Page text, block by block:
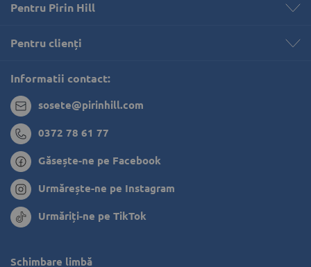
Pentru Pirin Hill
Pentru clienți
Informatii contact:
sosete@pirinhill.com
0372 78 61 77
Găsește-ne pe Facebook
Urmărește-ne pe Instagram
Urmăriți-ne pe TikTok
Schimbare limbă